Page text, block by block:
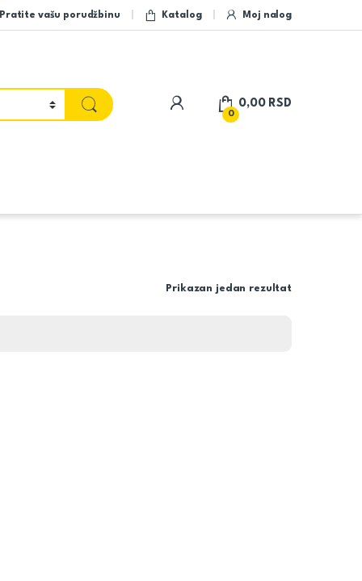
Pratite vašu porudžbinu Katalog Moj nalog
My Account
0
0,00 RSD
Prikazan jedan rezultat